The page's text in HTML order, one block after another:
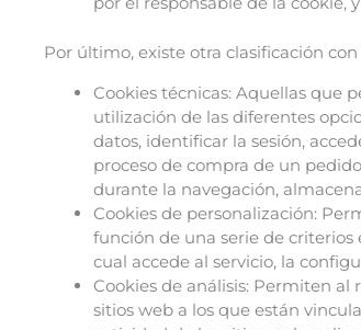
Por último, existe otra clasificación
Cookies técnicas: Aquellas que
utilización de las diferentes
datos, identificar la sesión,
proceso de compra de un
durante la navegación,
Cookies de personalización:
función de una serie de
cual accede al servicio, la
Cookies de análisis: Permiten
sitios web a los que están